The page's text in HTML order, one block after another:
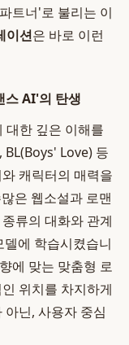
트너'로 불리는 이
이션은 바로 이런
스 AI'의 탄생
대한 깊은 이해를
Love) 등
캐릭터의 매력을
은 웹소설과 로맨
류의 대화와 관계
에 학습시켰습니
에 맞는 맞춤형 로
위치를 차지하게
닌, 사용자 중심